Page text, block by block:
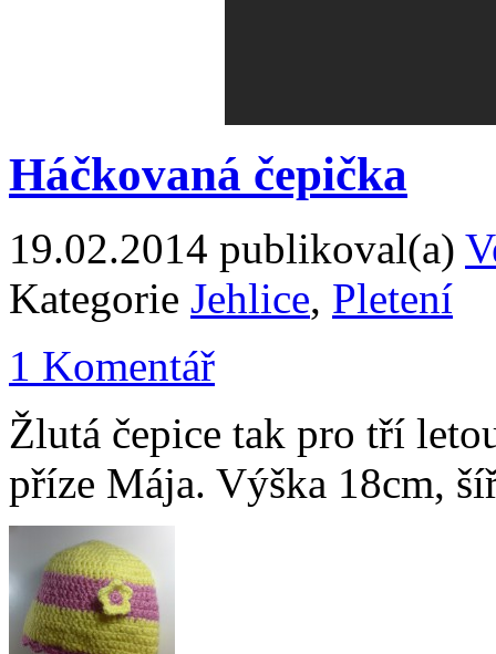
Háčkovaná čepička
19.02.2014 publikoval(a)
Kategorie Jehlice, Pletení
1 Komentář
Žlutá čepice tak pro tří
příze Mája. Výška 18cm,